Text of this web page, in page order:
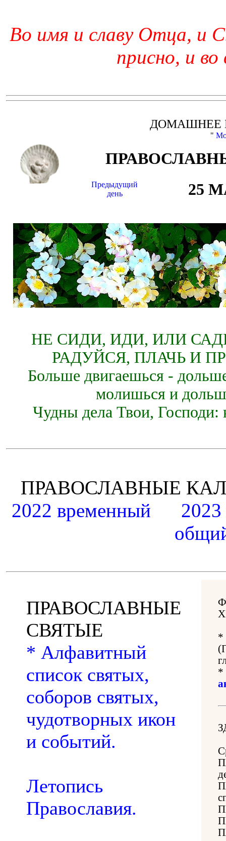
Во имя и славу Отца, и
присно, и во
ДОМАШНЕЕ
"
Предыдущий
день
25
НЕ СИДИ, ИДИ, ИЛИ
РАДУЙСЯ, ПЛАЧЬ И
Больше двигаешься -
молишься и
Чудны дела Твои, Господи:
ПРАВОСЛАВНЫЕ
2022 временный
ПРАВОСЛАВНЫЕ
СВЯТЫЕ
* Алфавитный
список святых,
соборов святых,
чудотворных икон
и событий.
Летопись
Православия.
*
*